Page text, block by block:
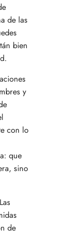
de las
bien
y
con lo
que
sino
de